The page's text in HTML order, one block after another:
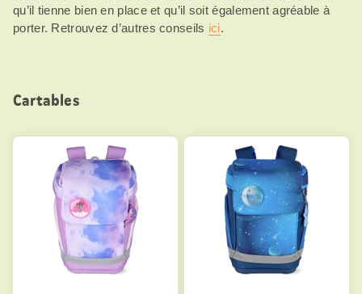
qu’il tienne bien en place et qu’il soit également agréable à
porter. Retrouvez d’autres conseils ici.
Cartables